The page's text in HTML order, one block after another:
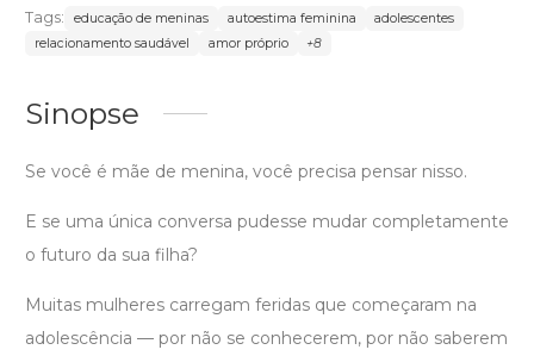
Tags: educação de meninas autoestima feminina
adolescentes
relacionamento saudável
amor próprio +8
Sinopse
Se você é mãe de menina, você precisa pensar nisso.
E se uma única conversa pudesse mudar completamente
o futuro da sua filha?
Muitas mulheres carregam feridas que começaram na
adolescência — por não se conhecerem, por não saberem